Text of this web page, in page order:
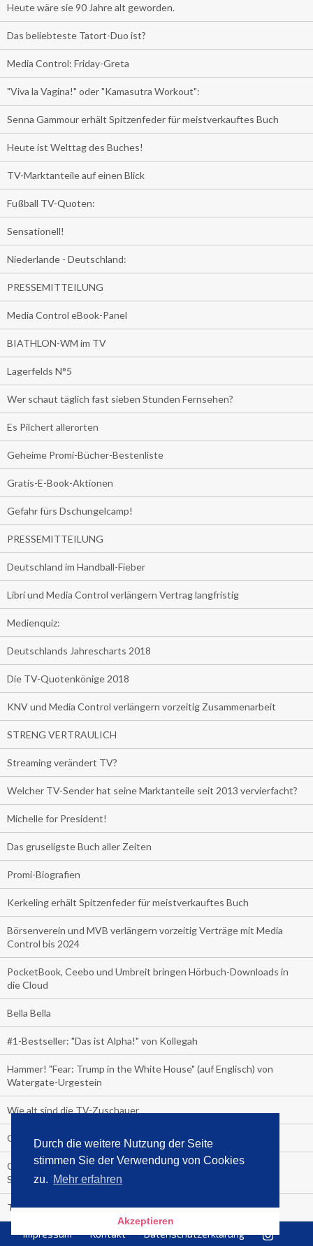
Durch die weitere Nutzung der Seite
stimmen Sie der Verwendung von Cookies
zu. Mehr erfahren
Akzeptieren
Heute wäre sie 90 Jahre alt geworden.
Das beliebteste Tatort-Duo ist?
Media Control: Friday-Greta
"Viva la Vagina!" oder "Kamasutra Workout":
Senna Gammour erhält Spitzenfeder für meistverkauftes Buch
Heute ist Welttag des Buches!
TV-Marktanteile auf einen Blick
Fußball TV-Quoten:
Sensationell!
Niederlande - Deutschland:
PRESSEMITTEILUNG
Media Control eBook-Panel
BIATHLON-WM im TV
Lagerfelds N°5
Wer schaut täglich fast sieben Stunden Fernsehen?
Es Pilchert allerorten
Geheime Promi-Bücher-Bestenliste
Gratis-E-Book-Aktionen
Gefahr fürs Dschungelcamp!
PRESSEMITTEILUNG
Deutschland im Handball-Fieber
Libri und Media Control verlängern Vertrag langfristig
Medienquiz:
Deutschlands Jahrescharts 2018
Die TV-Quotenkönige 2018
KNV und Media Control verlängern vorzeitig Zusammenarbeit
STRENG VERTRAULICH
Streaming verändert TV?
Welcher TV-Sender hat seine Marktanteile seit 2013 vervierfacht?
Michelle for President!
Das gruseligste Buch aller Zeiten
Promi-Biografien
Kerkeling erhält Spitzenfeder für meistverkauftes Buch
Börsenverein und MVB verlängern vorzeitig Verträge mit Media
Control bis 2024
PocketBook, Ceebo und Umbreit bringen Hörbuch-Downloads in
die Cloud
Bella Bella
#1-Bestseller: "Das ist Alpha!" von Kollegah
Hammer! "Fear: Trump in the White House" (auf Englisch) von
Watergate-Urgestein
Wie alt sind die TV-Zuschauer
Geisterfahrer auf Überholspur
Gegen Einsamkeit: Single-Haushalte schauen täglich fast 6
Stunden TV
TV-Quote:
Italienisches Kochbuch schießt auf Nummer 1 in Deutschland,
Impressum Kontakt Datenschutzerklärung